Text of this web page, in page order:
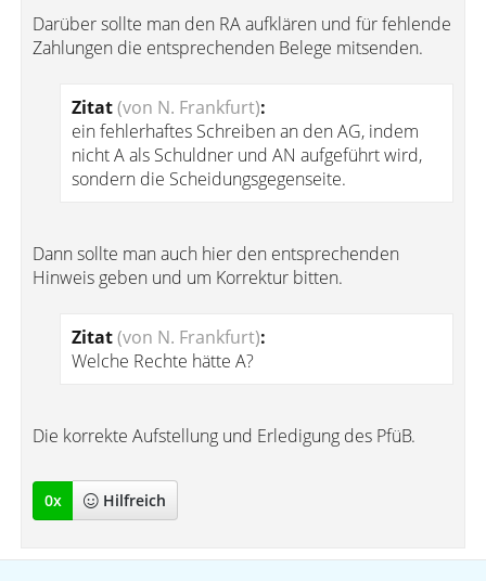
Darüber sollte man den RA aufklären und für fehlende
Zahlungen die entsprechenden Belege mitsenden.
Zitat(von N. Frankfurt):
ein fehlerhaftes Schreiben an den AG, indem
nicht A als Schuldner und AN aufgeführt wird,
sondern die Scheidungsgegenseite.
Dann sollte man auch hier den entsprechenden
Hinweis geben und um Korrektur bitten.
Zitat(von N. Frankfurt):
Welche Rechte hätte A?
Die korrekte Aufstellung und Erledigung des PfüB.
0x Hilfreich